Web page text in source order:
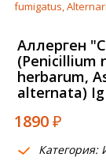
Анализы
Врачи
Получить
Пациентам
О компании
fumigatus,
Аллерген
(Penicillium
herbarum,
alternata)
1890₽
Категория: